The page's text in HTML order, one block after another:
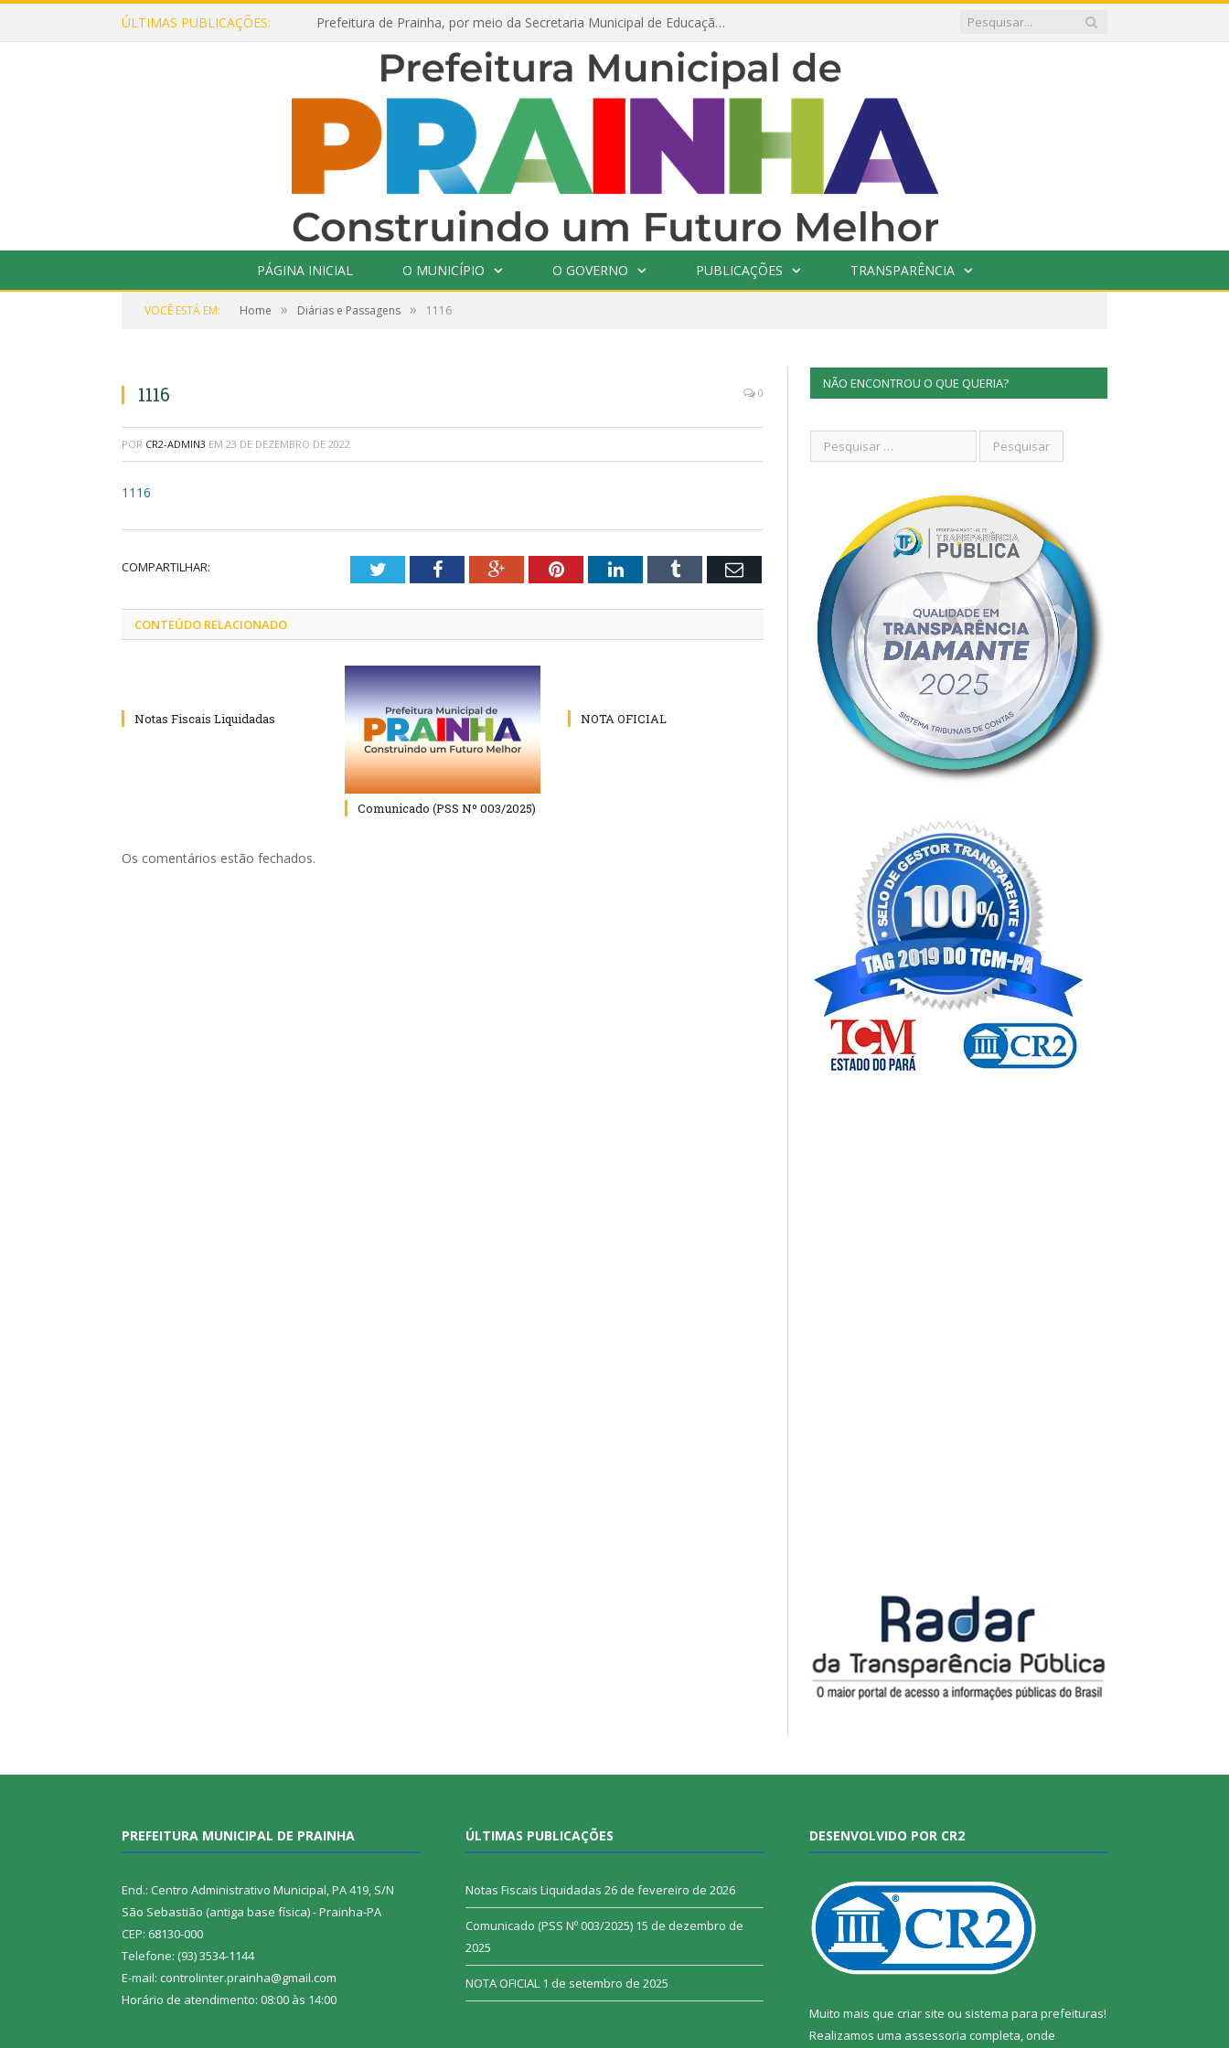
ÚLTIMAS PUBLICAÇÕES: Prefeitura de Prainha, por meio da Secretaria Municipal de Educação, abre 354 vagas na área da Educação para 2025 com processo seletivo simplificado
PÁGINA INICIAL O MUNICÍPIO O GOVERNO PUBLICAÇÕES TRANSPARÊNCIA
VOCÊ ESTÁ EM: Home » Diárias e Passagens » 1116
1116 0
POR CR2-ADMIN3 EM 23 DE DEZEMBRO DE 2022
1116
COMPARTILHAR: TwitterFacebookGoogle+PinterestLinkedInTumblr Email
CONTEÚDO RELACIONADO
Notas Fiscais Liquidadas
Comunicado (PSS Nº 003/2025)
NOTA OFICIAL
Os comentários estão fechados.
NÃO ENCONTROU O QUE QUERIA?
PREFEITURA MUNICIPAL DE PRAINHA
End.: Centro Administrativo Municipal, PA 419, S/N
São Sebastião (antiga base física) - Prainha-PA
CEP: 68130-000
Telefone: (93) 3534-1144
E-mail: controlinter.prainha@gmail.com
Horário de atendimento: 08:00 às 14:00
ÚLTIMAS PUBLICAÇÕES
Notas Fiscais Liquidadas 26 de fevereiro de 2026
Comunicado (PSS Nº 003/2025) 15 de dezembro de
2025
NOTA OFICIAL 1 de setembro de 2025
DESENVOLVIDO POR CR2
Muito mais que criar site ou sistema para prefeituras!
Realizamos uma assessoria completa, onde